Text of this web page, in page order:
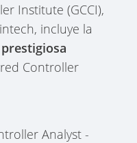
Institute (GCCI),
incluye la
Controller
Analyst -